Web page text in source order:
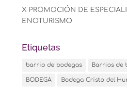
X PROMOCIÓN DE
ENOTURISMO
Etiquetas
barrio de bodegas Barrios de
BODEGA Bodega Cristo del